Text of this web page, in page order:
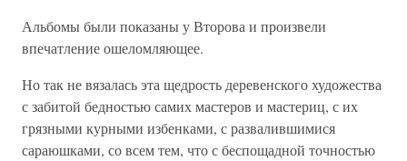
Альбомы были показаны у Второва и произвели
впечатление ошеломляющее.
Но так не вязалась эта щедрость деревенского художества
с забитой бедностью самих мастеров и мастериц, с их
грязными курными избенками, с развалившимися
сараюшками, со всем тем, что с беспощадной точностью